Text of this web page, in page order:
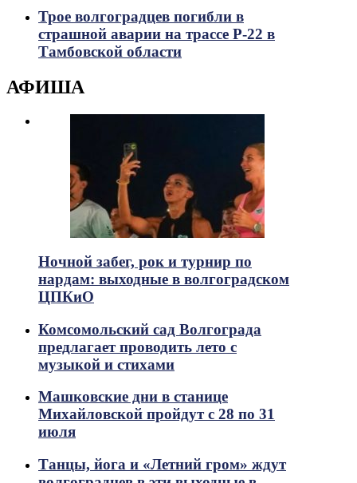
Трое волгоградцев погибли в
страшной аварии на трассе Р-22 в
Тамбовской области
АФИША
Ночной забег, рок и турнир по
нардам: выходные в волгоградском
ЦПКиО
Комсомольский сад Волгограда
предлагает проводить лето с
музыкой и стихами
Машковские дни в станице
Михайловской пройдут с 28 по 31
июля
Танцы, йога и «Летний гром» ждут